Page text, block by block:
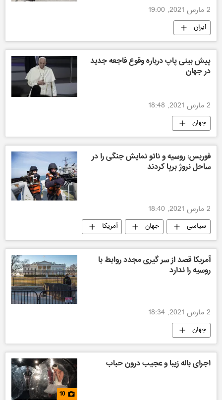
2 مارس 2021, 19:00
ایران
پیش بینی پاپ درباره وقوع فاجعه جدید
در جهان
2 مارس 2021, 18:48
جهان
فوربس: روسیه و ناتو نمایش جنگی را در
ساحل نروژ برپا کردند
2 مارس 2021, 18:40
سیاسی جهان
آمریکا
روسیه
آمریکا قصد از سر گیری مجدد روابط با
روسیه را ندارد
2 مارس 2021, 18:34
جهان
اجرای باله زیبا و عجیب درون حباب
10